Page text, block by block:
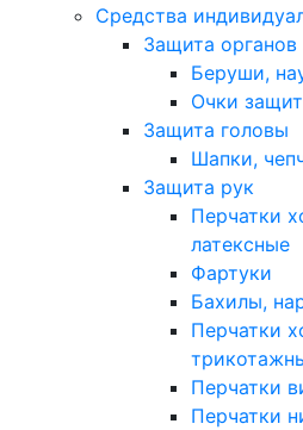
Средства
Защита органов
Беруши,
Очки
Защита головы
Шапки,
Защита рук
Перчатки
латексные
Фартуки
Бахилы,
Перчатки
Перчатки
Перчатки